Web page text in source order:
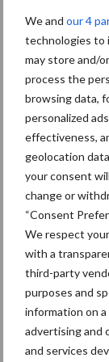
We and our 4
technologies to
may store and/
process the
browsing data,
personalized
effectiveness,
geolocation
your consent
change or
“Consent
We respect
with a
third-party
purposes and
information on
advertising and
and services